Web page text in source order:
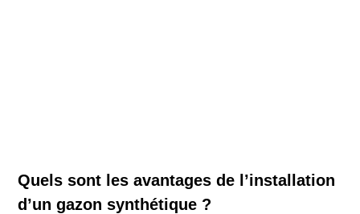
Quels sont les avantages de l’installation
d’un gazon synthétique ?